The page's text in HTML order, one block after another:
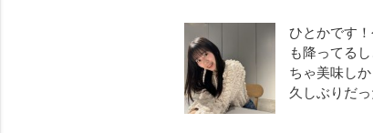
ひとかです
も降ってる
ちゃ美味し
久しぶりだ